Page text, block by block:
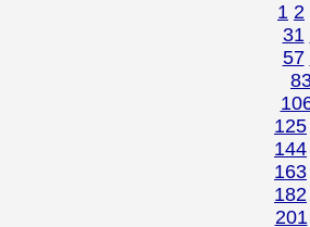
1 2
31
57
125
144
163
182
201